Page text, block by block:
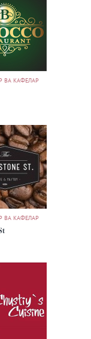
ВА КАФЕЛАР
ВА КАФЕЛАР